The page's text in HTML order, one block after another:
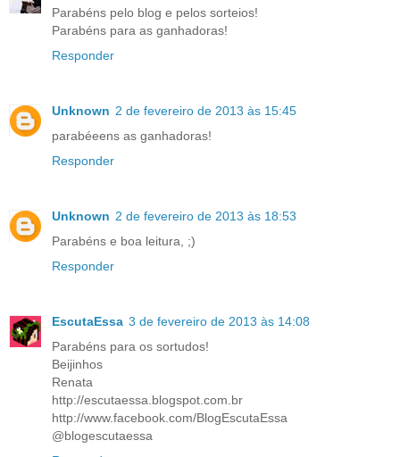
Parabéns pelo blog e pelos sorteios!
Parabéns para as ganhadoras!
Responder
Unknown 2 de fevereiro de 2013 às 15:45
parabéeens as ganhadoras!
Responder
Unknown 2 de fevereiro de 2013 às 18:53
Parabéns e boa leitura, ;)
Responder
EscutaEssa 3 de fevereiro de 2013 às 14:08
Parabéns para os sortudos!
Beijinhos
Renata
http://escutaessa.blogspot.com.br
http://www.facebook.com/BlogEscutaEssa
@blogescutaessa